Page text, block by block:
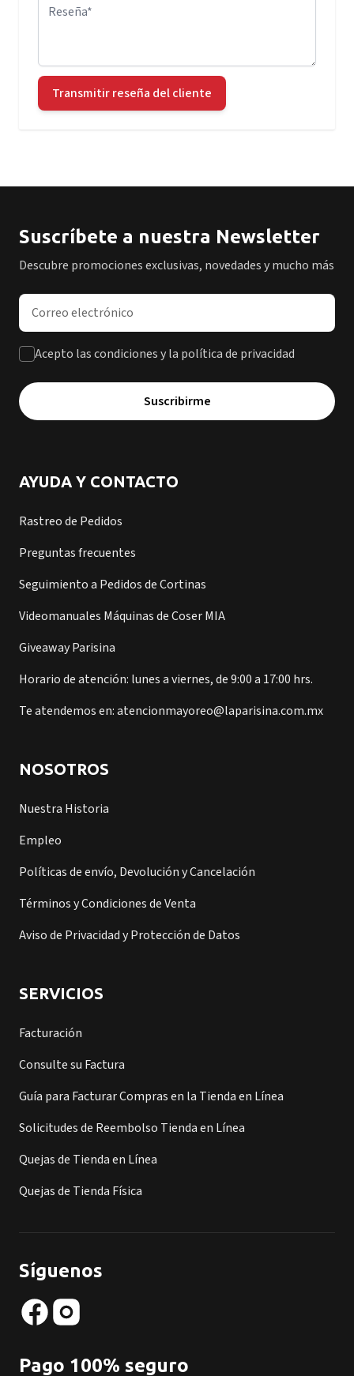
Reseña
Transmitir reseña del cliente
Suscríbete a nuestra Newsletter
Descubre promociones exclusivas, novedades y mucho más
Dirección de correo electrónico
Acepto las condiciones y la política de privacidad
Suscribirme
AYUDA Y CONTACTO
Rastreo de Pedidos
Preguntas frecuentes
Seguimiento a Pedidos de Cortinas
Videomanuales Máquinas de Coser MIA
Giveaway Parisina
Horario de atención: lunes a viernes, de 9:00 a 17:00 hrs.
Te atendemos en: atencionmayoreo@laparisina.com.mx
NOSOTROS
Nuestra Historia
Empleo
Políticas de envío, Devolución y Cancelación
Términos y Condiciones de Venta
Aviso de Privacidad y Protección de Datos
SERVICIOS
Facturación
Consulte su Factura
Guía para Facturar Compras en la Tienda en Línea
Solicitudes de Reembolso Tienda en Línea
Quejas de Tienda en Línea
Quejas de Tienda Física
Síguenos
Pago 100% seguro